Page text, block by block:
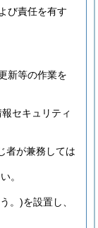
び責任を有す
新等の作業を
セキュリティ
者が兼務しては
。
。)を設置し、